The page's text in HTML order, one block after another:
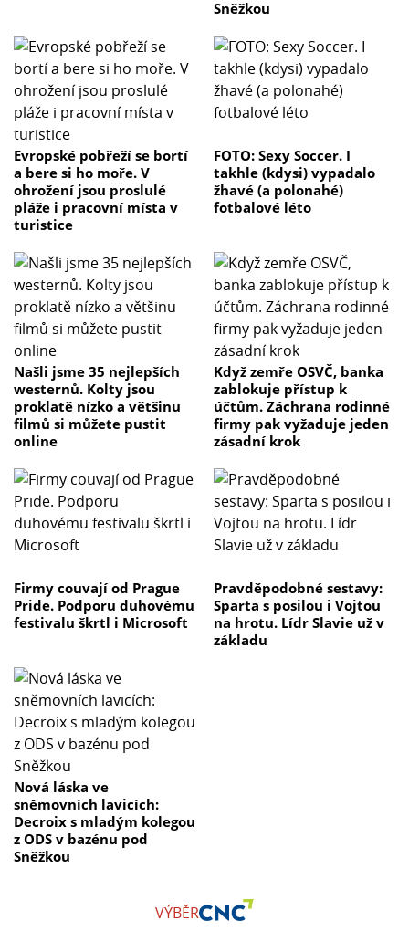
Sněžkou
Evropské pobřeží se bortí
a bere si ho moře. V
ohrožení jsou proslulé
pláže i pracovní místa v
turistice
FOTO: Sexy Soccer. I
takhle (kdysi) vypadalo
žhavé (a polonahé)
fotbalové léto
Našli jsme 35 nejlepších
westernů. Kolty jsou
proklatě nízko a většinu
filmů si můžete pustit
online
Když zemře OSVČ, banka
zablokuje přístup k
účtům. Záchrana rodinné
firmy pak vyžaduje jeden
zásadní krok
Firmy couvají od Prague
Pride. Podporu duhovému
festivalu škrtl i Microsoft
Pravděpodobné sestavy:
Sparta s posilou i Vojtou
na hrotu. Lídr Slavie už v
základu
Nová láska ve
sněmovních lavicích:
Decroix s mladým kolegou
z ODS v bazénu pod
Sněžkou
VÝBĚR